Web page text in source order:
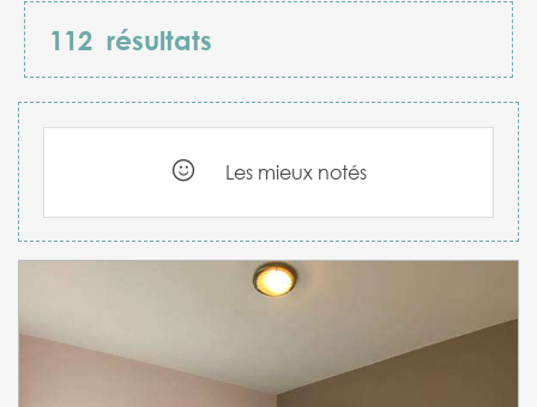
112 résultats
Les mieux notés